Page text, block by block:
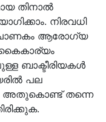
തിനാൽ
നിരവധി
ചാണകം ആരോഗ്യ
കൈകാര്യം
ബാക്ടീരിയകൾ
പല
അതുകൊണ്ട് തന്നെ